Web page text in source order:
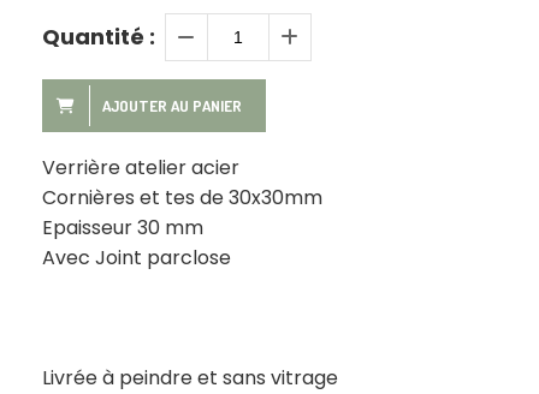
Quantité :
AJOUTER AU PANIER
Verrière atelier acier
Cornières et tes de 30x30mm
Epaisseur 30 mm
Avec Joint parclose
Livrée à peindre et sans vitrage